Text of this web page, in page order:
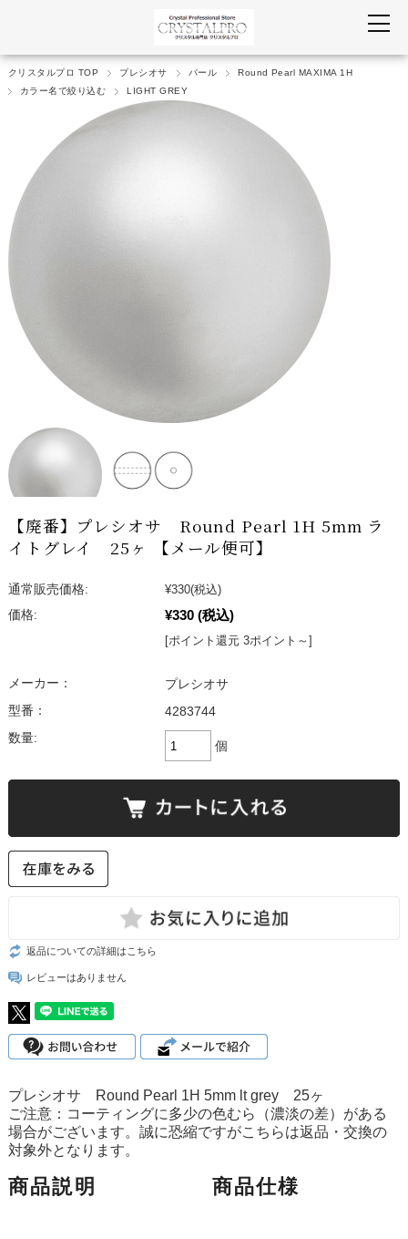
クリスタルプロ TOP プレシオサ パール
Round Pearl MAXIMA 1H
カラー名で絞り込む
LIGHT GREY
【廃番】プレシオサ Round Pearl 1H 5mm ラ
イトグレイ 25ヶ 【メール便可】
通常販売価格: ¥330(税込)
価格:
¥330 (税込)
[ポイント還元 3ポイント～]
メーカー：
プレシオサ
型番：
4283744
数量:
個
返品についての詳細はこちら
レビューはありません
プレシオサ Round Pearl 1H 5mm lt grey 25ヶ
ご注意：コーティングに多少の色むら（濃淡の差）がある
場合がございます。誠に恐縮ですがこちらは返品・交換の
対象外となります。
商品説明 商品仕様